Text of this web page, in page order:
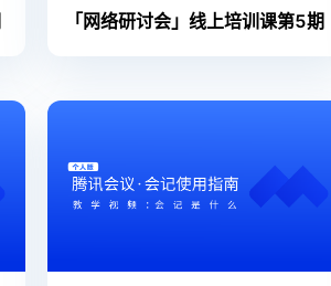
「网络研讨会」线上培训课第5期